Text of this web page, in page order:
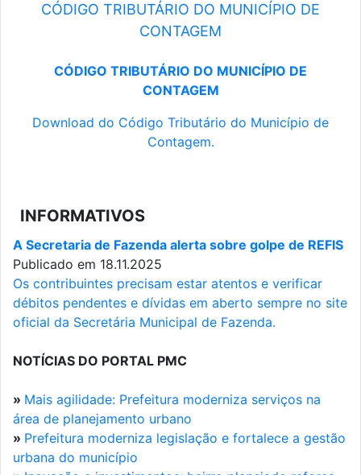
CÓDIGO TRIBUTÁRIO DO MUNICÍPIO DE
CONTAGEM
CÓDIGO TRIBUTÁRIO DO MUNICÍPIO DE
CONTAGEM
Download do Código Tributário do Município de
Contagem.
INFORMATIVOS
A Secretaria de Fazenda alerta sobre golpe de REFIS
Publicado em 18.11.2025
Os contribuintes precisam estar atentos e verificar
débitos pendentes e dívidas em aberto sempre no site
oficial da Secretária Municipal de Fazenda.
NOTÍCIAS DO PORTAL PMC
» Mais agilidade: Prefeitura moderniza serviços na
área de planejamento urbano
» Prefeitura moderniza legislação e fortalece a gestão
urbana do município